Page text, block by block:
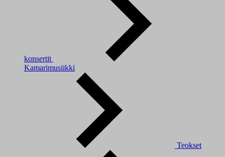
konsertit
Kamarimusiikki
Teokset